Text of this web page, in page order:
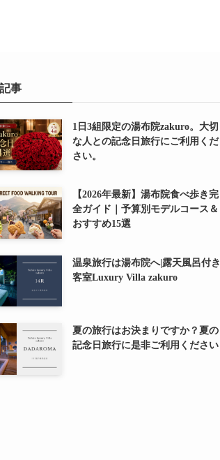
事
1日3組限定の湯布院zakuro。大切
な人との記念日旅行にご利用くだ
さい。
【2026年最新】湯布院食べ歩き完
全ガイド｜予算別モデルコース＆
おすすめ15選
温泉旅行は湯布院へ|露天風呂付き
客室Luxury Villa zakuro
夏の旅行はお決まりですか？夏の
記念日旅行に是非ご利用ください